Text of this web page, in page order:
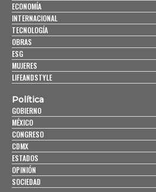
ECONOMÍA
INTERNACIONAL
TECNOLOGÍA
OBRAS
ESG
MUJERES
LIFEANDSTYLE
Política
GOBIERNO
MÉXICO
CONGRESO
CDMX
ESTADOS
OPINIÓN
SOCIEDAD